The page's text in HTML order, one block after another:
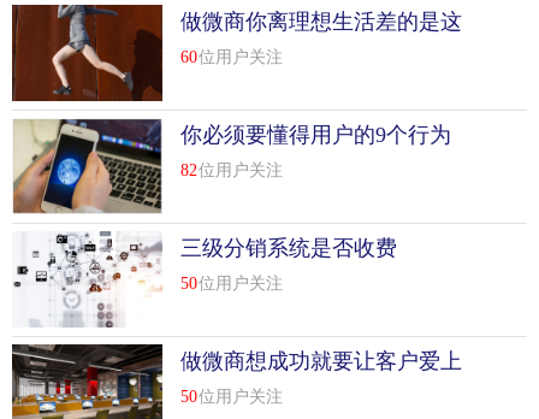
联系邮箱
建议填写机构常用邮箱
地址
建议填写常驻办公地址
网站
如有pc网站，请填写
机构简介
建议200-500字以内，建议说明机构特色、重点方向等
机构logo
做微商你离理想生活差的是这
三点
60位用户关注
你必须要懂得用户的9个行为
特征
82位用户关注
三级分销系统是否收费
50位用户关注
做微商想成功就要让客户爱上
你
50位用户关注